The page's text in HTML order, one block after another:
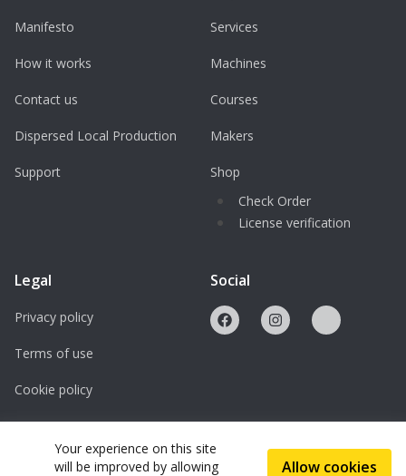
Manifesto
How it works
Contact us
Dispersed Local Production
Support
Services
Machines
Courses
Makers
Shop
Check Order
License verification
Legal
Privacy policy
Terms of use
Cookie policy
Licenses
Social
Your experience on this site
will be improved by allowing
Allow cookies